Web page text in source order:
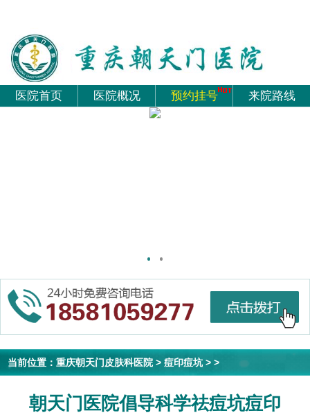
医院首页 医院概况 预约挂号 来院路线
当前位置：重庆朝天门皮肤科医院>痘印痘坑> >
朝天门医院倡导科学祛痘坑痘印